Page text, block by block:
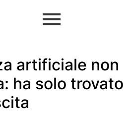
artificiale non
ha solo trovato